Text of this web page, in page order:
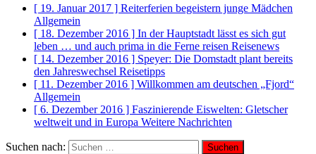
[ 19. Januar 2017 ] Reiterferien begeistern junge Mädchen
Allgemein
[ 18. Dezember 2016 ] In der Hauptstadt lässt es sich gut
leben … und auch prima in die Ferne reisen Reisenews
[ 14. Dezember 2016 ] Speyer: Die Domstadt plant bereits
den Jahreswechsel Reisetipps
[ 11. Dezember 2016 ] Willkommen am deutschen „Fjord“
Allgemein
[ 6. Dezember 2016 ] Faszinierende Eiswelten: Gletscher
weltweit und in Europa Weitere Nachrichten
Suchen nach: